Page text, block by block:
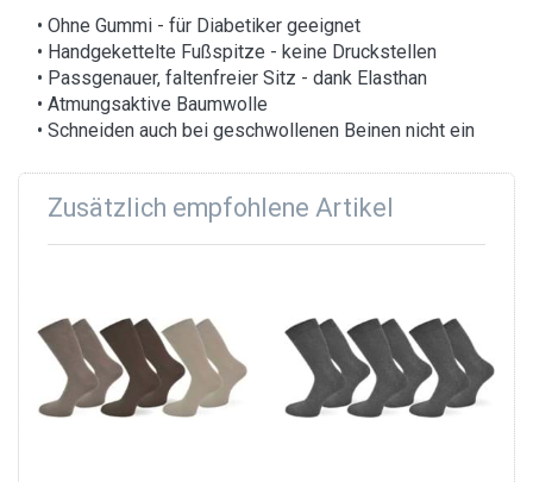
• Ohne Gummi - für Diabetiker geeignet
• Handgekettelte Fußspitze - keine Druckstellen
• Passgenauer, faltenfreier Sitz - dank Elasthan
• Atmungsaktive Baumwolle
• Schneiden auch bei geschwollenen Beinen nicht ein
Zusätzlich empfohlene Artikel